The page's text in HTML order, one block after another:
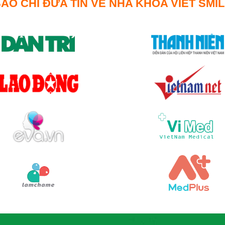
CHÍ ĐƯA TIN VỀ NHA KHOA VIET